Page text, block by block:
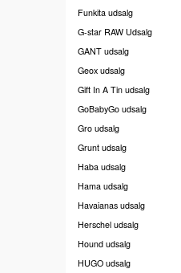
Funkita udsalg
G-star RAW Udsalg
GANT udsalg
Geox udsalg
Gift In A Tin udsalg
GoBabyGo udsalg
Gro udsalg
Grunt udsalg
Haba udsalg
Hama udsalg
Havaianas udsalg
Herschel udsalg
Hound udsalg
HUGO udsalg